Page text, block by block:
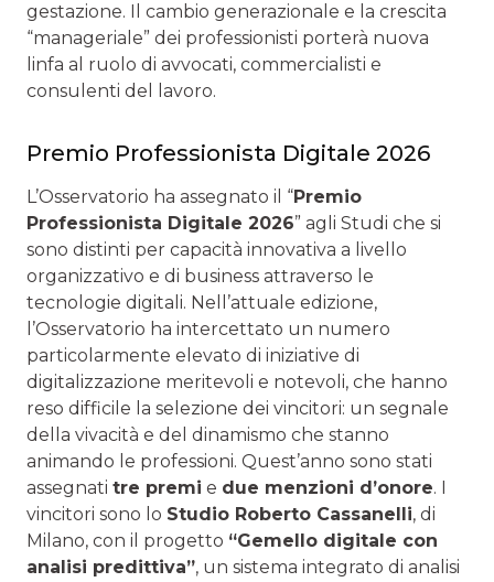
gestazione. Il cambio generazionale e la crescita
“manageriale” dei professionisti porterà nuova
linfa al ruolo di avvocati, commercialisti e
consulenti del lavoro.
Premio Professionista Digitale 2026
L’Osservatorio ha assegnato il “Premio
Professionista Digitale 2026” agli Studi che si
sono distinti per capacità innovativa a livello
organizzativo e di business attraverso le
tecnologie digitali. Nell’attuale edizione,
l’Osservatorio ha intercettato un numero
particolarmente elevato di iniziative di
digitalizzazione meritevoli e notevoli, che hanno
reso difficile la selezione dei vincitori: un segnale
della vivacità e del dinamismo che stanno
animando le professioni. Quest’anno sono stati
assegnati tre premi e due menzioni d’onore. I
vincitori sono lo Studio Roberto Cassanelli, di
Milano, con il progetto “Gemello digitale con
analisi predittiva”, un sistema integrato di analisi